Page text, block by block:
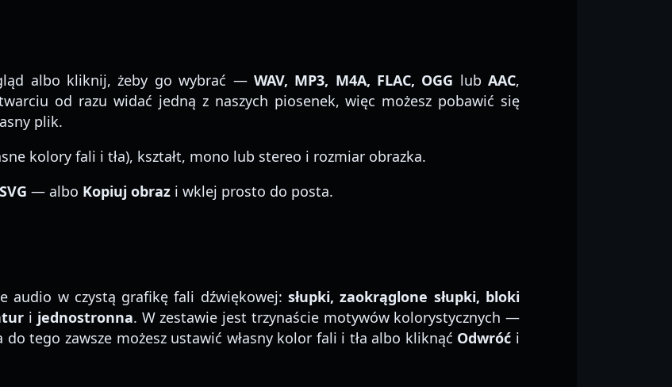
albo kliknij, żeby go wybrać — WAV, MP3, M4A, FLAC, OGG lubAAC,
od razu widać jedną z naszych piosenek, więc możesz pobawić się
plik.
kolory fali i tła), kształt, mono lub stereo i rozmiar obrazka.
SVG — albo Kopiuj obraz i wklej prosto do posta.
audio w czystą grafikę fali dźwiękowej:słupki, zaokrąglone słupki, bloki
i jednostronna. W zestawie jest trzynaście motywów kolorystycznych —
tego zawsze możesz ustawić własny kolor fali i tła albo kliknąć Odwróć i